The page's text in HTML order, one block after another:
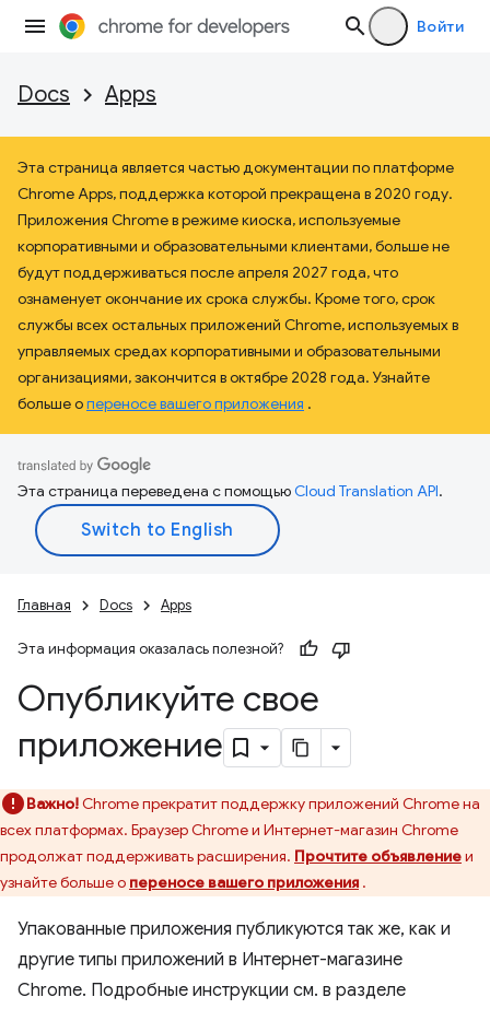
Войти
Docs Apps
Эта страница является частью документации по платформе
Chrome Apps, поддержка которой прекращена в 2020 году.
Приложения Chrome в режиме киоска, используемые
корпоративными и образовательными клиентами, больше не
будут поддерживаться после апреля 2027 года, что
ознаменует окончание их срока службы. Кроме того, срок
службы всех остальных приложений Chrome, используемых в
управляемых средах корпоративными и образовательными
организациями, закончится в октябре 2028 года. Узнайте
больше опереносе вашего приложения .
Эта страница переведена с помощьюCloud Translation API.
Главная Docs Apps
Эта информация оказалась полезной?
Опубликуйте свое
приложение
Важно!Chrome прекратит поддержку приложений Chrome на
всех платформах. Браузер Chrome и Интернет-магазин Chrome
продолжат поддерживать расширения. Прочтите объявлениеи
узнайте больше о переносе вашего приложения .
Упакованные приложения публикуются так же, как и
другие типы приложений в Интернет-магазине
Chrome. Подробные инструкции см. в разделе